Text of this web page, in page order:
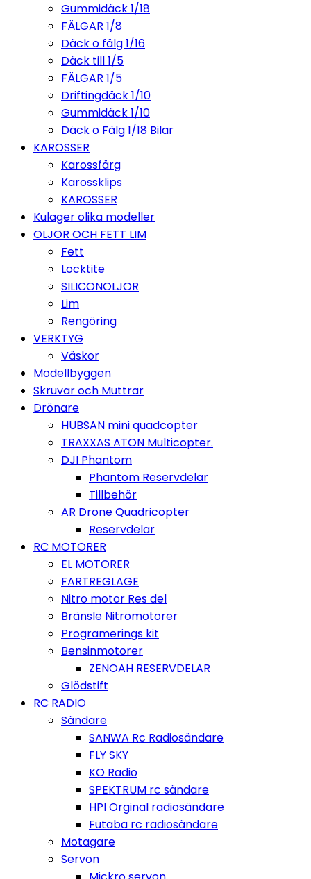
Gummidäck 1/18
FÄLGAR 1/8
Däck o fälg 1/16
Däck till 1/5
FÄLGAR 1/5
Driftingdäck 1/10
Gummidäck 1/10
Däck o Fälg 1/18 Bilar
KAROSSER
Karossfärg
Karossklips
KAROSSER
Kulager olika modeller
OLJOR OCH FETT LIM
Fett
Locktite
SILICONOLJOR
Lim
Rengöring
VERKTYG
Väskor
Modellbyggen
Skruvar och Muttrar
Drönare
HUBSAN mini quadcopter
TRAXXAS ATON Multicopter.
DJI Phantom
Phantom Reservdelar
Tillbehör
AR Drone Quadricopter
Reservdelar
RC MOTORER
EL MOTORER
FARTREGLAGE
Nitro motor Res del
Bränsle Nitromotorer
Programerings kit
Bensinmotorer
ZENOAH RESERVDELAR
Glödstift
RC RADIO
Sändare
SANWA Rc Radiosändare
FLY SKY
KO Radio
SPEKTRUM rc sändare
HPI Orginal radiosändare
Futaba rc radiosändare
Motagare
Servon